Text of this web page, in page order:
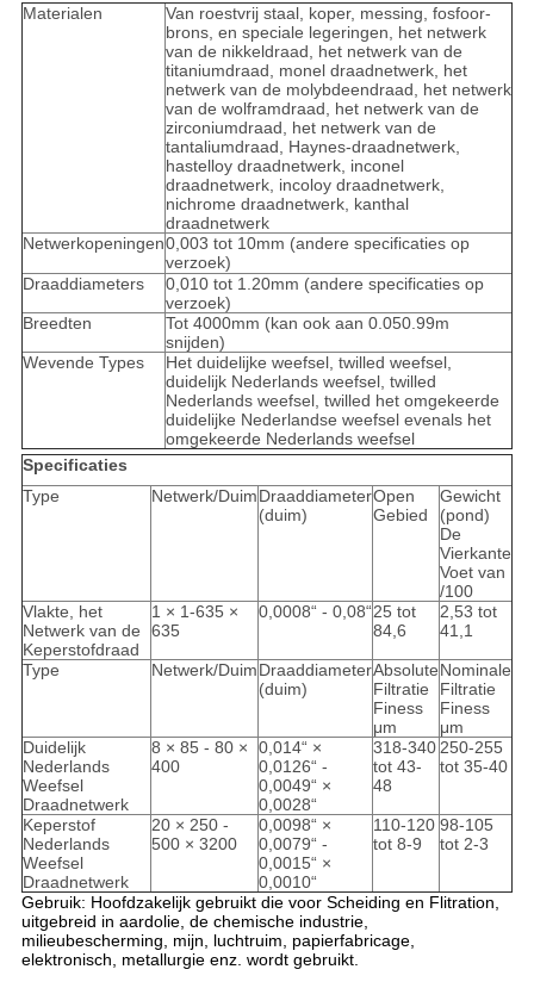
Materialen
Van roestvrij staal, koper, messing, fosfoor-
brons, en speciale legeringen, het netwerk
van de nikkeldraad, het netwerk van de
titaniumdraad, monel draadnetwerk, het
netwerk van de molybdeendraad, het netwerk
van de wolframdraad, het netwerk van de
zirconiumdraad, het netwerk van de
tantaliumdraad, Haynes-draadnetwerk,
hastelloy draadnetwerk, inconel
draadnetwerk, incoloy draadnetwerk,
nichrome draadnetwerk, kanthal
draadnetwerk
Netwerkopeningen0,003 tot 10mm (andere specificaties op
verzoek)
Draaddiameters
0,010 tot 1.20mm (andere specificaties op
verzoek)
Breedten
Tot 4000mm (kan ook aan 0.050.99m
snijden)
Wevende Types
Het duidelijke weefsel, twilled weefsel,
duidelijk Nederlands weefsel, twilled
Nederlands weefsel, twilled het omgekeerde
duidelijke Nederlandse weefsel evenals het
omgekeerde Nederlands weefsel
Specificaties
Type
Netwerk/DuimDraaddiameter
(duim)
Open
Gebied
Gewicht
(pond)
De
Vierkante
Voet van
/100
Vlakte, het
Netwerk van de
Keperstofdraad
1 × 1-635 ×
635
0,0008“ - 0,08“25 tot
84,6
2,53 tot
41,1
Type Netwerk/DuimDraaddiameter
(duim)
Absolute
Filtratie
Finess
μm
Nominale
Filtratie
Finess
μm
Duidelijk
Nederlands
Weefsel
Draadnetwerk
8 × 85 - 80 ×
400
0,014“ ×
0,0126“ -
0,0049“ ×
0,0028“
318-340
tot 43-
48
250-255
tot 35-40
Keperstof
Nederlands
Weefsel
Draadnetwerk
20 × 250 -
500 × 3200
0,0098“ ×
0,0079“ -
0,0015“ ×
0,0010“
110-120
tot 8-9
98-105
tot 2-3
Gebruik: Hoofdzakelijk gebruikt die voor Scheiding en Flitration,
uitgebreid in aardolie, de chemische industrie,
milieubescherming, mijn, luchtruim, papierfabricage,
elektronisch, metallurgie enz. wordt gebruikt.